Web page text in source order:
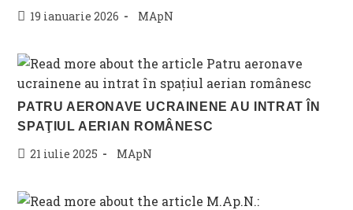
Post19 ianuarie 2026
Post
MApN
PATRU AERONAVE UCRAINENE AU INTRAT ÎN
SPAŢIUL AERIAN ROMÂNESC
Post21 iulie 2025
Post
MApN